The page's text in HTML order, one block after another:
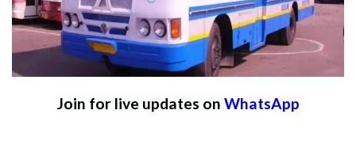
Join for live updates on WhatsApp